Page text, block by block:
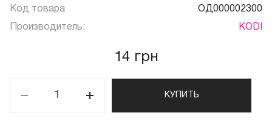
Код товара ОД000002300
Производитель: KODI
14 грн
КУПИТЬ